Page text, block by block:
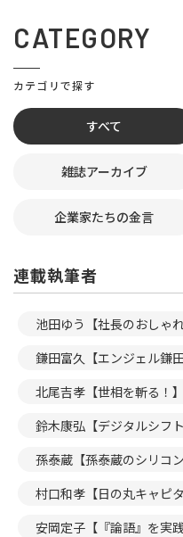
CATEGORY
カテゴリで探す
すべて
雑誌アーカイブ
企業家たちの金言
連載執筆者
池田ゆう【社長のおしゃれ
鎌田富久【エンジェル鎌田
北尾吉孝【世相を斬る！】
鈴木康弘【デジタルシフ
孫泰蔵【孫泰蔵のシリコ
村口和孝【日の丸キャピ
安岡定子【『論語』を実